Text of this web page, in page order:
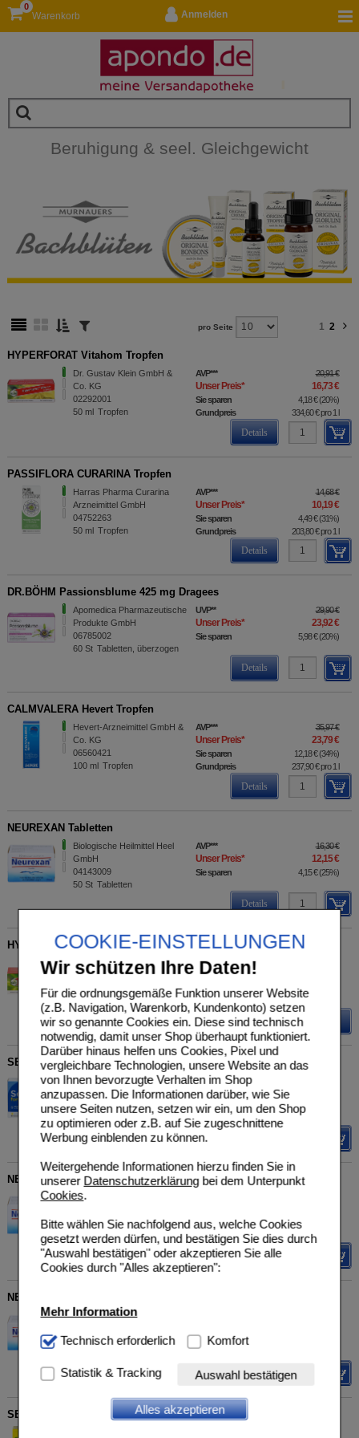
COOKIE-EINSTELLUNGEN
Wir schützen Ihre Daten!
Für die ordnungsgemäße Funktion unserer Website
(z.B. Navigation, Warenkorb, Kundenkonto) setzen
wir so genannte Cookies ein. Diese sind technisch
notwendig, damit unser Shop überhaupt funktioniert.
Darüber hinaus helfen uns Cookies, Pixel und
vergleichbare Technologien, unsere Website an das
von Ihnen bevorzugte Verhalten im Shop
anzupassen. Die Informationen darüber, wie Sie
unsere Seiten nutzen, setzen wir ein, um den Shop
zu optimieren oder z.B. auf Sie zugeschnittene
Werbung einblenden zu können.
Weitergehende Informationen hierzu finden Sie in
unserer Datenschutzerklärungbei dem Unterpunkt
Cookies.
Bitte wählen Sie nachfolgend aus, welche Cookies
gesetzt werden dürfen, und bestätigen Sie dies durch
"Auswahl bestätigen" oder akzeptieren Sie alle
Cookies durch "Alles akzeptieren":
Mehr Information
Technisch Notwendig:Hierbei handelt es sich um
Website notwendig sind (z.B. Navigation, Warenkorb,
Kundenkonto), weshalb auf diese nicht verzichtet
werden kann.
Technisch erforderlich Komfort
Statistik & Tracking Auswahl bestätigen
Alles akzeptieren
Anmelden
Warenkorb
0
Beruhigung & seel. Gleichgewicht
pro Seite 1 2
HYPERFORAT Vitahom Tropfen
Dr. Gustav Klein GmbH &
Co. KG
02292001
50 ml Tropfen
AVP*** 20,91 €
Unser Preis* 16,73 €
Sie sparen 4,18 € (20%)
Grundpreis
334,60 €pro 1 l
Details
PASSIFLORA CURARINA Tropfen
Harras Pharma Curarina
Arzneimittel GmbH
04752263
50 ml Tropfen
AVP*** 14,68 €
Unser Preis* 10,19 €
Sie sparen 4,49 € (31%)
Grundpreis
203,80 €pro 1 l
Details
DR.BÖHM Passionsblume 425 mg Dragees
Apomedica Pharmazeutische
Produkte GmbH
06785002
60 St Tabletten, überzogen
UVP** 29,90 €
Unser Preis* 23,92 €
Sie sparen 5,98 € (20%)
Details
CALMVALERA Hevert Tropfen
Hevert-Arzneimittel GmbH &
Co. KG
06560421
100 ml Tropfen
AVP*** 35,97 €
Unser Preis* 23,79 €
Sie sparen 12,18 € (34%)
Grundpreis
237,90 €pro 1 l
Details
NEUREXAN Tabletten
Biologische Heilmittel Heel
GmbH
04143009
50 St Tabletten
AVP*** 16,30 €
Unser Preis* 12,15 €
Sie sparen 4,15 € (25%)
Details
HYPERFORAT 250 mg Filmtabletten
Dr. Gustav Klein GmbH &
Co. KG
04004590
100
St Filmtabletten
AVP***
Unser Preis*
Sie sparen 6,38 €
SEDACUR forte Beruhigungsdragees
MEDICE Arzneimittel Pütter
GmbH&Co.KG
02647390
60 St Tabletten, überzogen
UVP**
Unser Preis*
Sie sparen 4,60 €
NEUREXAN Tabletten
Biologische Heilmittel Heel
04115272
100St Tabletten
Sie sparen 7,83 €
Details
NEUREXAN Tabletten
Biologische Heilmittel Heel
04115289
Sie sparen
Details
SEDARISTON Konzentrat Hartkapseln